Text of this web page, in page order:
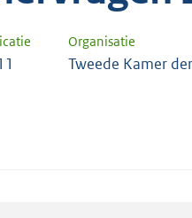
Organisatie
Tweede Kamer